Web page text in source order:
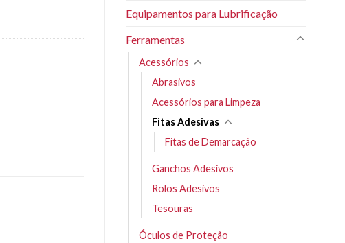
Equipamentos para Lubrificação
Ferramentas
Acessórios
Abrasivos
Acessórios para Limpeza
Fitas Adesivas
Fitas de Demarcação
Ganchos Adesivos
Rolos Adesivos
Tesouras
Óculos de Proteção